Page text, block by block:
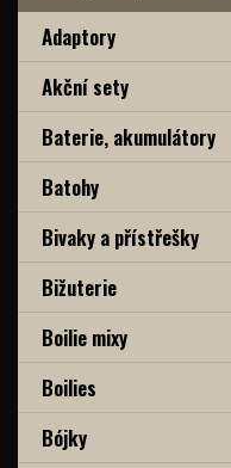
Adaptory
Akční sety
Baterie, akumulátory
Batohy
Bivaky a přístřešky
Bižuterie
Boilie mixy
Boilies
Bójky